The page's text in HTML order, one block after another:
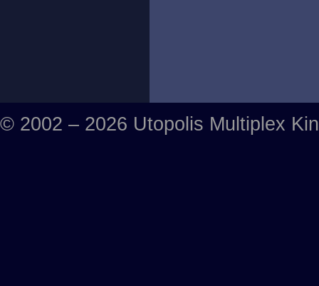
© 2002 – 2026 Utopolis Multiplex